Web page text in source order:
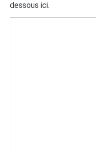
dessous ici.